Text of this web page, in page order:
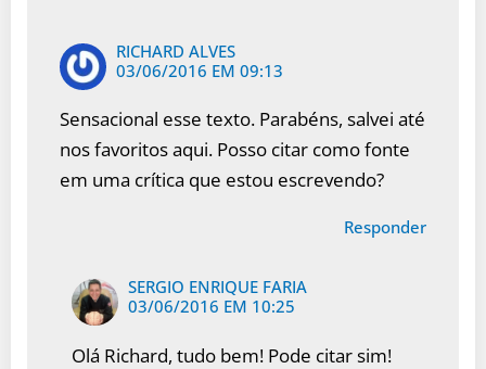
RICHARD ALVES
03/06/2016 EM 09:13
Sensacional esse texto. Parabéns, salvei até
nos favoritos aqui. Posso citar como fonte
em uma crítica que estou escrevendo?
Responder
SERGIO ENRIQUE FARIA
03/06/2016 EM 10:25
Olá Richard, tudo bem! Pode citar sim!